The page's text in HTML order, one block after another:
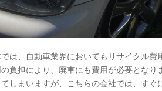
は、自動車業界においてもリサイクル費
負担により、廃車にも費用が必要となり
しまいますが、こちらの会社では、す